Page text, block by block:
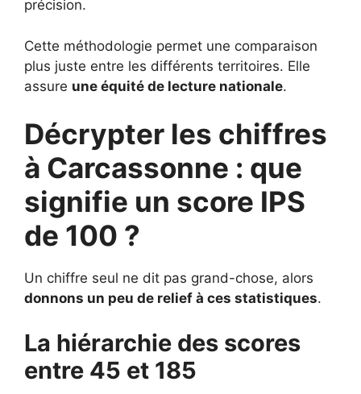
précision.
Cette méthodologie permet une comparaison
plus juste entre les différents territoires. Elle
assure une équité de lecture nationale.
Décrypter les chiffres
à Carcassonne : que
signifie un score IPS
de 100 ?
Un chiffre seul ne dit pas grand-chose, alors
donnons un peu de relief à ces statistiques.
La hiérarchie des scores
entre 45 et 185